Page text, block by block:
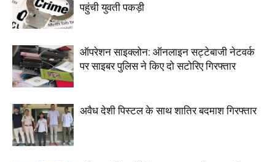
पहुंची युवती पकड़ी
ऑपरेशन साइक्लोन: ऑनलाइन सट्टेबाजी नेटवर्क
पर साइबर पुलिस ने किए दो सटोरिए गिरफ्तार
अवैध देशी पिस्टल के साथ शातिर बदमाश गिरफ्तार